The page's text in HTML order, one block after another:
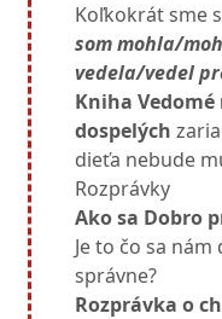
Koľkokrát sme
som mohla/
vedela/vedel
Kniha
dospelých
dieťa nebude
Rozprávky
Ako sa Dobro
Je to čo sa
správne?
Rozprávka o